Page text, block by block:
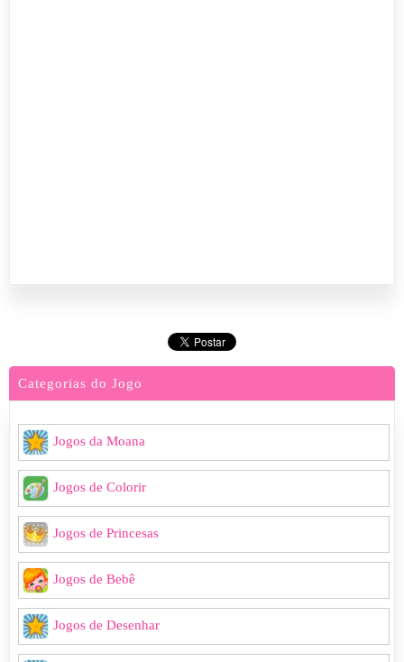
Categorias do Jogo
Jogos da Moana
Jogos de Colorir
Jogos de Princesas
Jogos de Bebê
Jogos de Desenhar